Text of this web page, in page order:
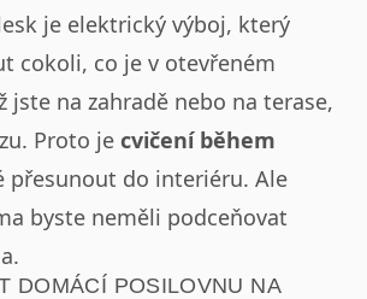
je elektrický výboj, který
cokoli, co je v otevřeném
jste na zahradě nebo na terase,
Proto je cvičení během
přesunout do interiéru. Ale
byste neměli podceňovat
DOMÁCÍ POSILOVNU NA